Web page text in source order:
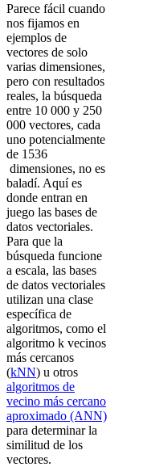
Parece fácil cuando
nos fijamos en
ejemplos de
vectores de solo
varias dimensiones,
pero con resultados
reales, la búsqueda
entre 10 000 y 250
000 vectores, cada
uno potencialmente
de 1536
dimensiones, no es
baladí. Aquí es
donde entran en
juego las bases de
datos vectoriales.
Para que la
búsqueda funcione
a escala, las bases
de datos vectoriales
utilizan una clase
específica de
algoritmos, como el
algoritmo k vecinos
más cercanos
(kNN) u otros
algoritmos de
vecino más cercano
aproximado (ANN)
para determinar la
similitud de los
vectores.